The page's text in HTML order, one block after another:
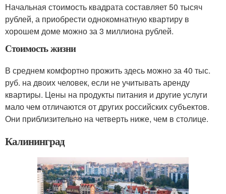
Начальная стоимость квадрата составляет 50 тысяч
рублей, а приобрести однокомнатную квартиру в
хорошем доме можно за 3 миллиона рублей.
Стоимость жизни
В среднем комфортно прожить здесь можно за 40 тыс.
руб. на двоих человек, если не учитывать аренду
квартиры. Цены на продукты питания и другие услуги
мало чем отличаются от других российских субъектов.
Они приблизительно на четверть ниже, чем в столице.
Калининград